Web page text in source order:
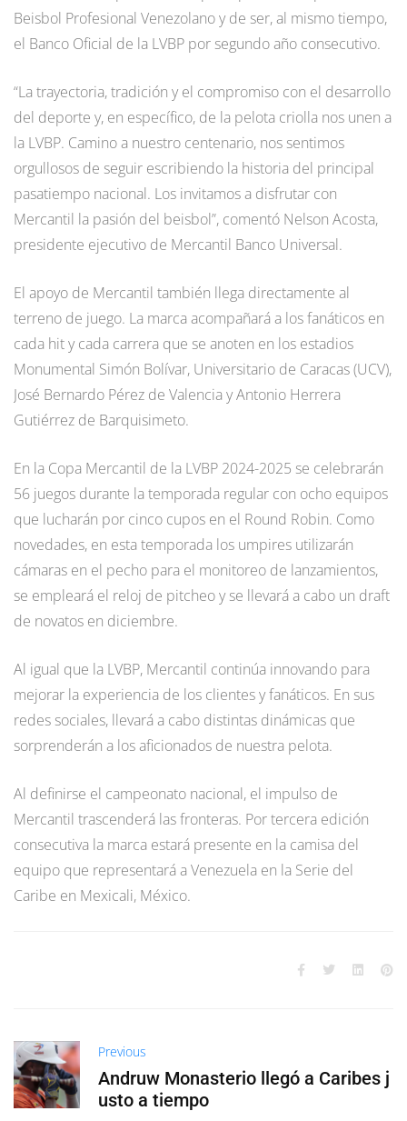
Beisbol Profesional Venezolano y de ser, al mismo tiempo,
el Banco Oficial de la LVBP por segundo año consecutivo.
“La trayectoria, tradición y el compromiso con el desarrollo
del deporte y, en específico, de la pelota criolla nos unen a
la LVBP. Camino a nuestro centenario, nos sentimos
orgullosos de seguir escribiendo la historia del principal
pasatiempo nacional. Los invitamos a disfrutar con
Mercantil la pasión del beisbol”, comentó Nelson Acosta,
presidente ejecutivo de Mercantil Banco Universal.
El apoyo de Mercantil también llega directamente al
terreno de juego. La marca acompañará a los fanáticos en
cada hit y cada carrera que se anoten en los estadios
Monumental Simón Bolívar, Universitario de Caracas (UCV),
José Bernardo Pérez de Valencia y Antonio Herrera
Gutiérrez de Barquisimeto.
En la Copa Mercantil de la LVBP 2024-2025 se celebrarán
56 juegos durante la temporada regular con ocho equipos
que lucharán por cinco cupos en el Round Robin. Como
novedades, en esta temporada los umpires utilizarán
cámaras en el pecho para el monitoreo de lanzamientos,
se empleará el reloj de pitcheo y se llevará a cabo un draft
de novatos en diciembre.
Al igual que la LVBP, Mercantil continúa innovando para
mejorar la experiencia de los clientes y fanáticos. En sus
redes sociales, llevará a cabo distintas dinámicas que
sorprenderán a los aficionados de nuestra pelota.
Al definirse el campeonato nacional, el impulso de
Mercantil trascenderá las fronteras. Por tercera edición
consecutiva la marca estará presente en la camisa del
equipo que representará a Venezuela en la Serie del
Caribe en Mexicali, México.
Previous
Andruw Monasterio llegó a Caribes j
usto a tiempo